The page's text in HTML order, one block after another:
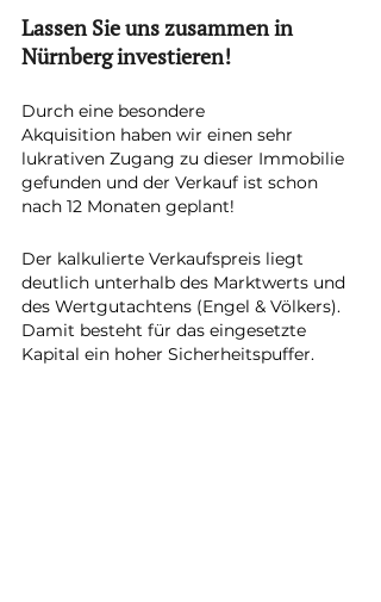
Lassen Sie uns zusammen in
Nürnberg investieren!
Durch eine besondere
Akquisition haben wir einen sehr
lukrativen Zugang zu dieser Immobilie
gefunden und der Verkauf ist schon
nach 12 Monaten geplant!
Der kalkulierte Verkaufspreis liegt
deutlich unterhalb des Marktwerts und
des Wertgutachtens (Engel & Völkers).
Damit besteht für das eingesetzte
Kapital ein hoher Sicherheitspuffer.